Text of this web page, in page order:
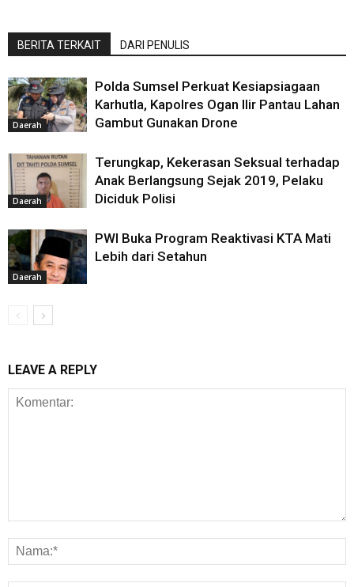
BERITA TERKAIT DARI PENULIS
Daerah
Polda Sumsel Perkuat Kesiapsiagaan
Karhutla, Kapolres Ogan Ilir Pantau Lahan
Gambut Gunakan Drone
Daerah
Terungkap, Kekerasan Seksual terhadap
Anak Berlangsung Sejak 2019, Pelaku
Diciduk Polisi
Daerah
PWI Buka Program Reaktivasi KTA Mati
Lebih dari Setahun
LEAVE A REPLY